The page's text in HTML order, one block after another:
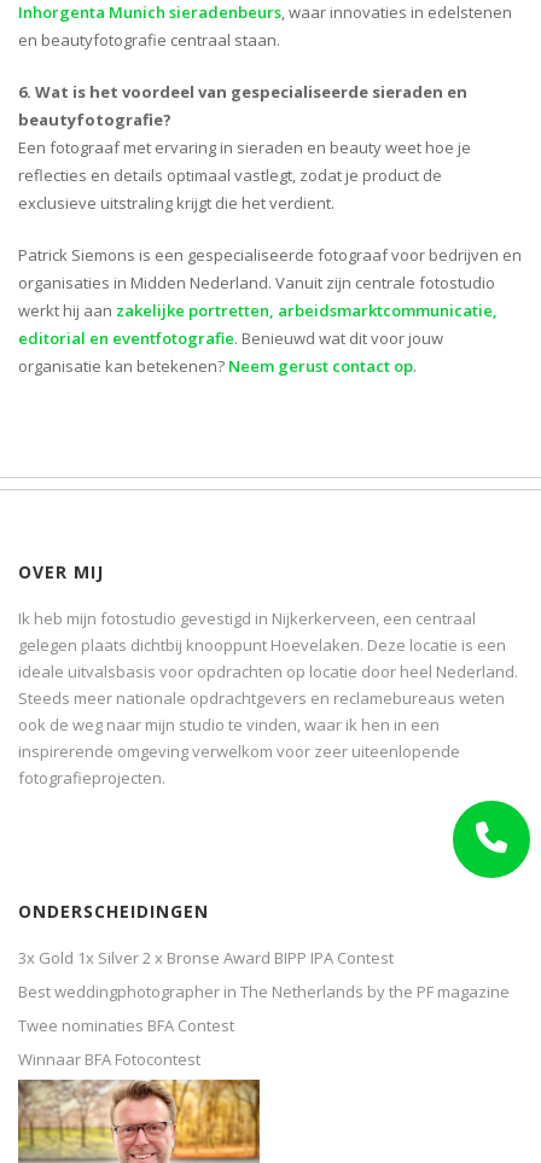
Inhorgenta Munich sieradenbeurs, waar innovaties in edelstenen
en beautyfotografie centraal staan.
6. Wat is het voordeel van gespecialiseerde sieraden en
beautyfotografie?
Een fotograaf met ervaring in sieraden en beauty weet hoe je
reflecties en details optimaal vastlegt, zodat je product de
exclusieve uitstraling krijgt die het verdient.
Patrick Siemons is een gespecialiseerde fotograaf voor bedrijven en
organisaties in Midden Nederland. Vanuit zijn centrale fotostudio
werkt hij aan zakelijke portretten, arbeidsmarktcommunicatie,
editorial en eventfotografie. Benieuwd wat dit voor jouw
organisatie kan betekenen? Neem gerust contact op.
OVER MIJ
Ik heb mijn fotostudio gevestigd in Nijkerkerveen, een centraal
gelegen plaats dichtbij knooppunt Hoevelaken. Deze locatie is een
ideale uitvalsbasis voor opdrachten op locatie door heel Nederland.
Steeds meer nationale opdrachtgevers en reclamebureaus weten
ook de weg naar mijn studio te vinden, waar ik hen in een
inspirerende omgeving verwelkom voor zeer uiteenlopende
fotografieprojecten.
ONDERSCHEIDINGEN
3x Gold 1x Silver 2 x Bronse Award BIPP IPA Contest
Best weddingphotographer in The Netherlands by the PF magazine
Twee nominaties BFA Contest
Winnaar BFA Fotocontest